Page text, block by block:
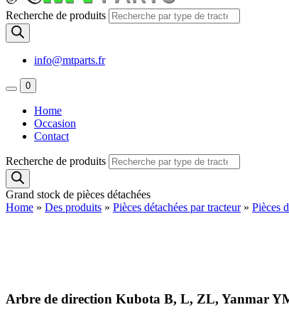
Recherche de produits
info@mtparts.fr
0
Home
Occasion
Contact
Recherche de produits
Grand stock de pièces détachées
Home » Des produits » Pièces détachées par tracteur» Pièces
Arbre de direction Kubota B, L, ZL, Yanmar